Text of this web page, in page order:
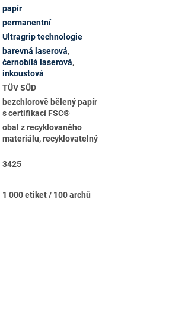
papír
permanentní
Ultragrip technologie
barevná laserová,
černobílá laserová,
inkoustová
TÜV SÜD
bezchlorově bělený papír
s certifikací FSC®
obal z recyklovaného
materiálu, recyklovatelný
3425
1 000 etiket / 100 archů